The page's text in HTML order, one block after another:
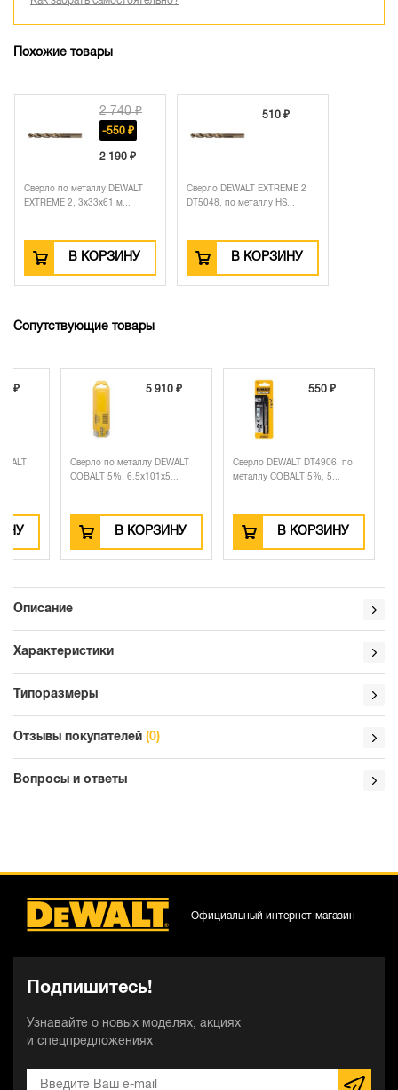
Похожие товары
2 740 ₽
-550 ₽
2 190 ₽
Сверло по металлу DEWALT
EXTREME 2, 3x33x61 м...
В КОРЗИНУ
510 ₽
Сверло DEWALT EXTREME 2
DT5048, по металлу HS...
В КОРЗИНУ
Сопутствующие товары
6 000 ₽
Сверло по металлу DEWALT
DT4929, 5x46x86 мм, ...
В КОРЗИНУ
5 910 ₽
Сверло по металлу DEWALT
COBALT 5%, 6.5x101x5...
В КОРЗИНУ
Описание
Характеристики
Типоразмеры
Отзывы покупателей (0)
Вопросы и ответы
Подпишитесь!
Узнавайте о новых моделях, акциях
и спецпредложениях
Официальный интернет-магазин